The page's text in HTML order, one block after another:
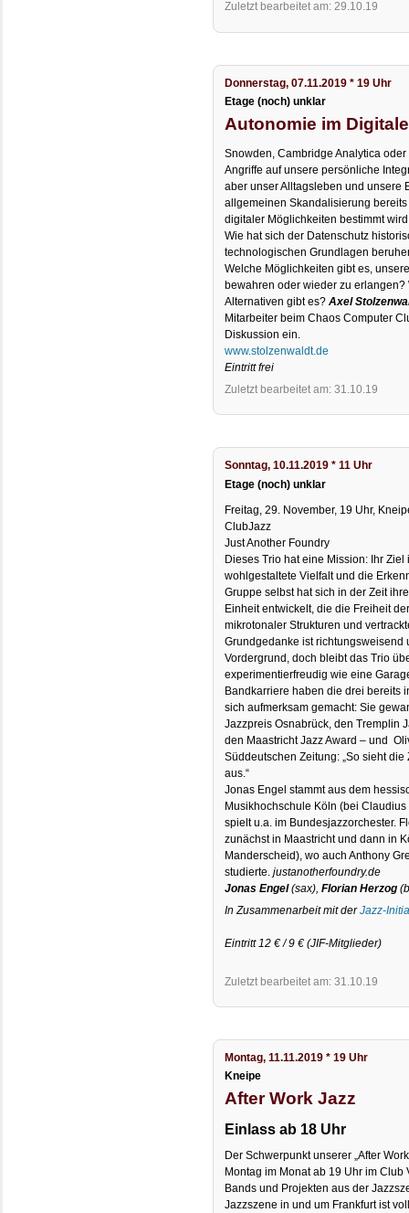
Zuletzt bearbeitet am: 29.10.19
Donnerstag, 07.11.2019 * 19 Uhr
Etage (noch) unklar
Autonomie im
Snowden, Cambridge Analytica
Angriffe auf unsere persönliche
aber unser Alltagsleben und unsere
allgemeinen Skandalisierung
digitaler Möglichkeiten bestimmt
Wie hat sich der Datenschutz
technologischen Grundlagen
Welche Möglichkeiten gibt es,
bewahren oder wieder zu
Alternativen gibt es?Axel
Mitarbeiter beim Chaos Computer
Diskussion ein.
www.stolzenwaldt.de
Eintritt frei
Zuletzt bearbeitet am: 31.10.19
Sonntag, 10.11.2019 * 11 Uhr
Etage (noch) unklar
Freitag, 29. November, 19 Uhr,
ClubJazz
Just Another Foundry
Dieses Trio hat eine Mission: Ihr
wohlgestaltete Vielfalt und die
Gruppe selbst hat sich in der Zeit
Einheit entwickelt, die die Freiheit
mikrotonaler Strukturen und
Grundgedanke ist richtungsweisend
Vordergrund, doch bleibt das Trio
experimentierfreudig wie eine
Bandkarriere haben die drei bereits
sich aufmerksam gemacht: Sie
Jazzpreis Osnabrück, den Tremplin
den Maastricht Jazz Award – und
Süddeutschen Zeitung: „So sieht
aus.“
Jonas Engel stammt aus dem
Musikhochschule Köln (bei
spielt u.a. im Bundesjazzorchester.
zunächst in Maastricht und dann in
Manderscheid), wo auch Anthony
studierte.justanotherfoundry.de
Jonas Engel(sax),Florian Herzog
In Zusammenarbeit mit derJazz-
Eintritt 12 € / 9 € (JIF-Mitglieder)
Zuletzt bearbeitet am: 31.10.19
Montag, 11.11.2019 * 19 Uhr
Kneipe
After Work Jazz
Einlass ab 18 Uhr
Der Schwerpunkt unserer „After
Montag im Monat ab 19 Uhr im
Bands und Projekten aus der
Jazzszene in und um Frankfurt ist